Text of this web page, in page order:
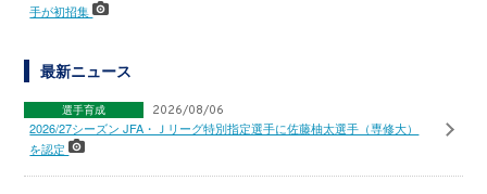
手が初招集
最新ニュース
選手育成 2026/08/06
2026/27シーズン JFA・Ｊリーグ特別指定選手に佐藤柚太選手（専修大）
を認定